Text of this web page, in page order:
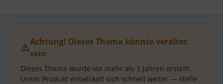
⚠️Achtung! Dieses Thema könnte veraltet
sein
Dieses Thema wurde vor mehr als 3 Jahren erstellt.
Unser Produkt entwickelt sich schnell weiter — stelle